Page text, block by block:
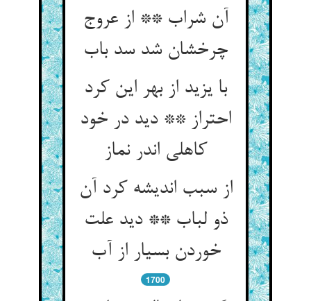
آن شراب ** از عروج
چرخشان شد سد باب
با یزید از بهر این کرد
احتراز ** دید در خود
کاهلی اندر نماز
از سبب اندیشه کرد آن
ذو لباب ** دید علت
خوردن بسیار از آب
1700